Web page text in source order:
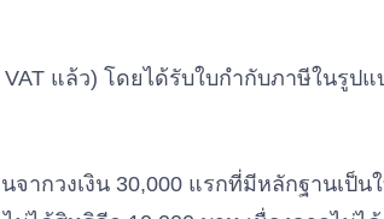
แล้ว) โดยได้รับใบกำกับภาษีในรูป
ากวงเงิน 30,000 แรกที่มีหลักฐานเป็น